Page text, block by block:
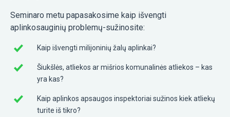
Seminaro metu papasakosime kaip išvengti
aplinkosauginių problemų-sužinosite:
Kaip išvengti milijoninių žalų aplinkai?
Šiukšlės, atliekos ar mišrios komunalinės atliekos – kas
yra kas?
Kaip aplinkos apsaugos inspektoriai sužinos kiek atliekų
turite iš tikro?